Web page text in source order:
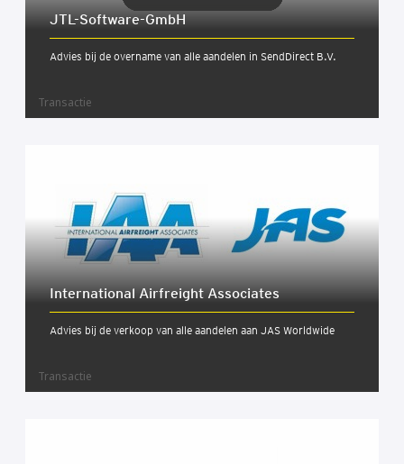
JTL-Soft­wa­re-GmbH
Advies bij de overname van alle aandelen in SendDirect B.V.
Transactie
Inter­na­ti­o­nal Airf­reight Asso­ci­a­tes
Advies bij de verkoop van alle aandelen aan JAS Worldwide
Transactie